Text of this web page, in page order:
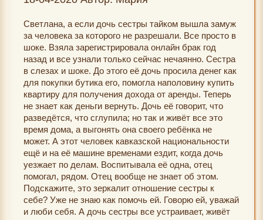
Светлана, а если дочь сестры тайком вышла замуж
за человека за которого не разрешали. Все просто в
шоке. Взяла зарегистрировала онлайн брак год
назад и все узнали только сейчас нечаянно. Сестра
в слезах и шоке. До этого её дочь просила денег как
для покупки бутика его, помогла наполовину купить
квартиру для получения дохода от аренды. Теперь
не знает как деньги вернуть. Дочь её говорит, что
разведётся, что сглупила; но так и живёт все это
время дома, а выгонять она своего ребёнка не
может. А этот человек кавказской национальности
ещё и на её машине временами ездит, когда дочь
уезжает по делам. Воспитывала её одна, отец
помогал, рядом. Отец вообще не знает об этом.
Подскажите, это зеркалит отношение сестры к
себе? Уже не знаю как помочь ей. Говорю ей, уважай
и люби себя. А дочь сестры все устраивает, живёт